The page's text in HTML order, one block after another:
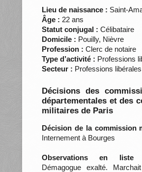
Lieu de naissance : Saint-
Âge : 22 ans
Statut conjugal : Célibataire
Domicile : Pouilly, Nièvre
Profession : Clerc de notaire
Type d’activité : Professions
Secteur : Professions libérales
Décisions des
départementales et des
militaires de Paris
Décision de la commission
Internement à Bourges
Observations en liste
Démagogue exalté.